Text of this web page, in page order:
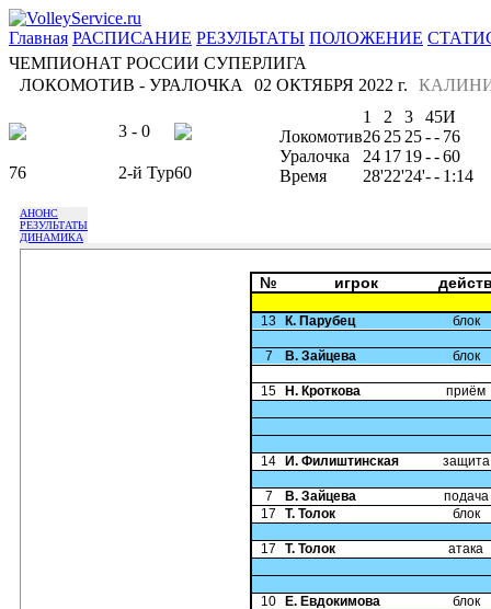
Главная РАСПИСАНИЕ РЕЗУЛЬТАТЫ ПОЛОЖЕНИЕ
ЧЕМПИОНАТ РОССИИ СУПЕРЛИГА
ЛОКОМОТИВ - УРАЛОЧКА
02 ОКТЯБРЯ 2022 г.
3 - 0
76 2-й Тур60
1 2 3 45И
Локомотив26 25 25-- 76
Уралочка
24 17 19--60
Время
28'22'24'-- 1:14
АНОНС
РЕЗУЛЬТАТЫ
ДИНАМИКА
№ игрок
13 К. Парубец блок
7 В. Зайцева блок
15 Н. Кроткова приём
14 И. Филиштинская защита
7 В. Зайцева
подача
17
Т. Толок блок
17 Т. Толок атака
10 Е. Евдокимова блок